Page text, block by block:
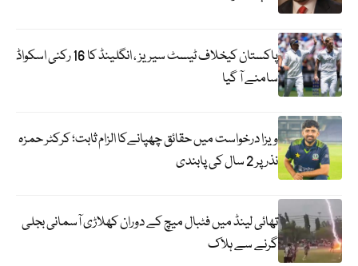
پاکستان کیخلاف ٹیسٹ سیریز ، انگلینڈ کا 16 رکنی اسکواڈ
سامنے آ گیا
ویزا درخواست میں حقائق چھپانےکا الزام ثابت؛ کرکٹر حمزہ
نذر پر 2 سال کی پابندی
تھائی لینڈ میں فٹبال میچ کے دوران کھلاڑی آسمانی بجلی
گرنے سے ہلاک